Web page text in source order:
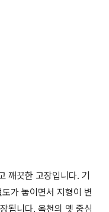
깨끗한 고장입니다. 기
가 놓이면서 지형이 변
됩니다. 옥천의 옛 중심